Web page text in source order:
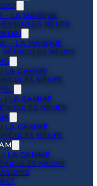
– LA MARQUE
NEUFS
– LA MARQUE
VÉHICULES NEUFS
LA GAMME
NEUFS
| LA GAMME
NEUFS
LA GAMME
NEUFS
| LA GAMME
NEUFS